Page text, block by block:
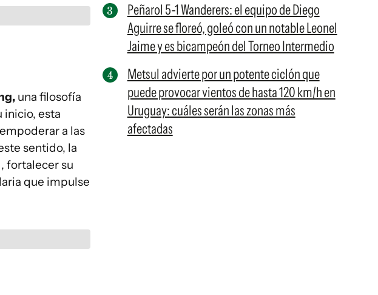
una filosofía
inicio, esta
a las
sentido, la
fortalecer su
que impulse
Peñarol 5-1 Wanderers: el equipo de Diego
Aguirre se floreó, goleó con un notable Leonel
Jaime y es bicampeón del Torneo Intermedio
Metsul advierte por un potente ciclón que
puede provocar vientos de hasta 120 km/h en
Uruguay: cuáles serán las zonas más
afectadas